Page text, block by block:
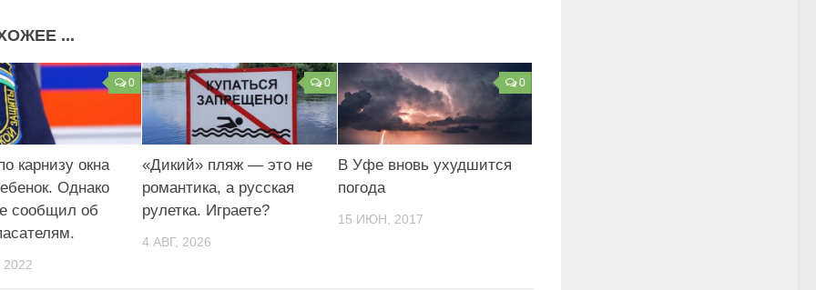
...
0
карнизу окна
Однако
сообщил об
0
«Дикий» пляж — это не
романтика, а русская
рулетка. Играете?
4 АВГ, 2026
0
В Уфе вновь ухудшится
погода
15 ИЮН, 2017